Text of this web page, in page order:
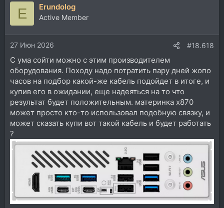
E Erundolog
Active Member
27 Июн 2026 #18.618
С ума сойти можно с этим производителем
оборудования. Походу надо потратить пару дней жопо
часов на подбор какой-же кабель подойдет в итоге, и
купив его в ожидании, еще надеяться на то что
результат будет положительным. материнка х870
может просто кто-то использовал подобную связку, и
может сказать купи вот такой кабель и будет работать
?